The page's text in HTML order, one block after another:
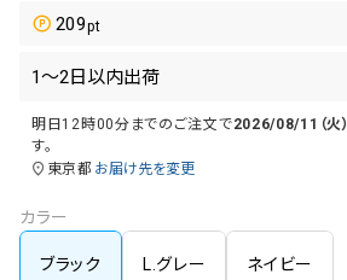
209
明日12時00分 までのご注文で2026/08/11（火）
す。
東京都 お届け先を変更
カラー
ブラック L.グレー ネイビー